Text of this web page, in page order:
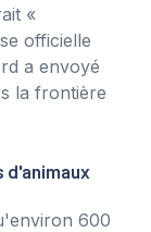
«
officielle
a envoyé
la frontière
600